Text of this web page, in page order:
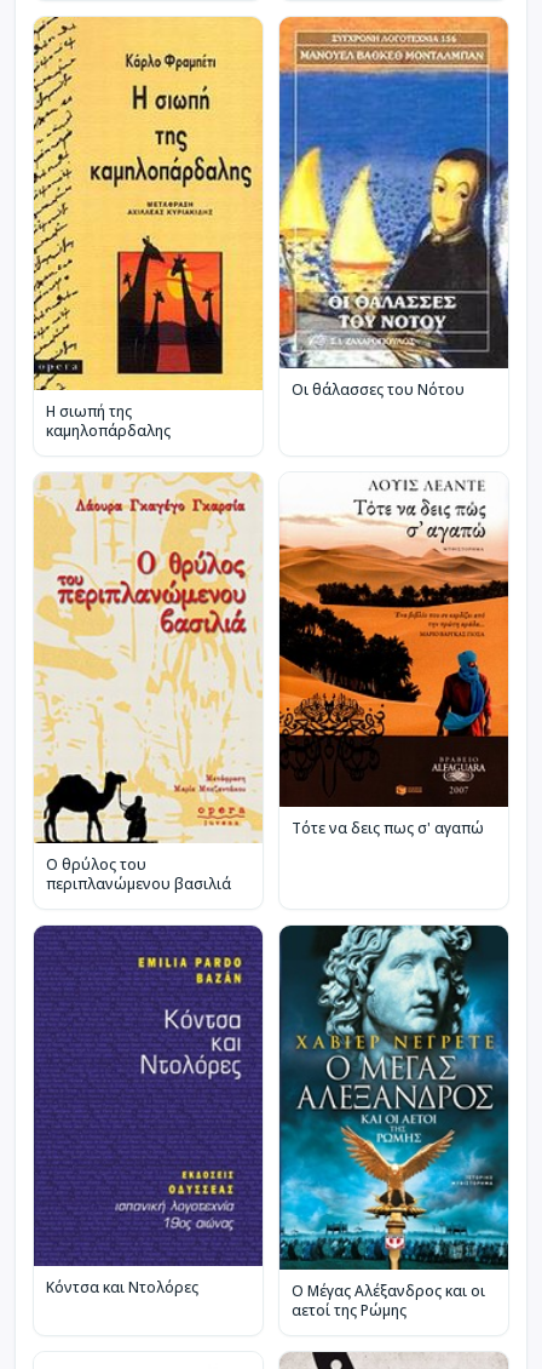
Η σιωπή της
καμηλοπάρδαλης
Οι θάλασσες του Νότου
Ο θρύλος του
περιπλανώμενου βασιλιά
Τότε να δεις πως σ' αγαπώ
Κόντσα και Ντολόρες
Ο Μέγας Αλέξανδρος και οι
αετοί της Ρώμης